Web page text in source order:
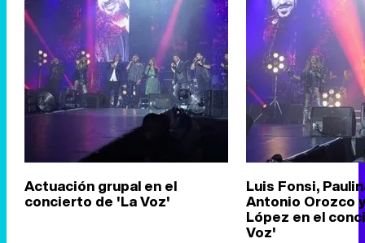
Actuación grupal en el
concierto de 'La Voz'
Luis Fonsi,
Antonio Orozco
López en el
Voz'